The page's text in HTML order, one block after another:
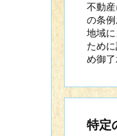
不動
の条
地域
ため
め御了
特定